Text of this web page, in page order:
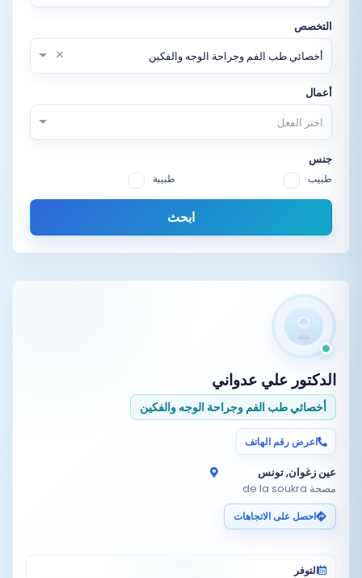
التخصص
أخصائي طب الفم وجراحة الوجه والفكين
×
أعمال
اختر الفعل
جنس
طبيب طبيبة
ابحث
الدكتور علي عدواني
أخصائي طب الفم وجراحة الوجه والفكين
اعرض رقم الهاتف
عين زغوان, تونس
مصحة de la soukra
احصل على الاتجاهات
التوفر